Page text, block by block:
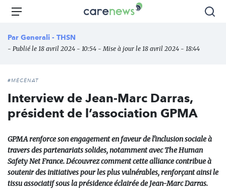
Aller
principal
Carenews,
des
Menu
Par Generali - THSN
- Publié le 18 avril 2024 - 10:54 - Mise à jour le 18 avril 2024 - 18:44
#MÉCÉNAT
Interview de Jean-Marc Darras,
président de l’association GPMA
GPMA renforce son engagement en faveur de l'inclusion sociale à
travers des partenariats solides, notamment avec The Human
Safety Net France. Découvrez comment cette alliance contribue à
soutenir des initiatives pour les plus vulnérables, renforçant ainsi le
tissu associatif sous la présidence éclairée de Jean-Marc Darras.